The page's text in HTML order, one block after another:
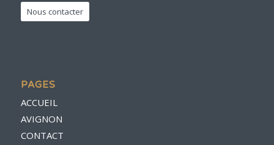
Nous contacter
PAGES
ACCUEIL
AVIGNON
CONTACT